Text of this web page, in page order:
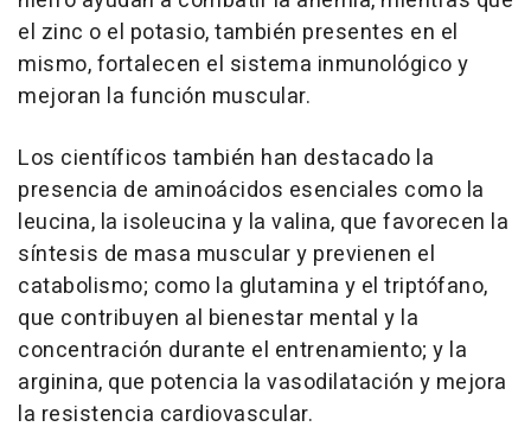
el zinc o el potasio, también presentes en el
mismo, fortalecen el sistema inmunológico y
mejoran la función muscular.
Los científicos también han destacado la
presencia de aminoácidos esenciales como la
leucina, la isoleucina y la valina, que favorecen la
síntesis de masa muscular y previenen el
catabolismo; como la glutamina y el triptófano,
que contribuyen al bienestar mental y la
concentración durante el entrenamiento; y la
arginina, que potencia la vasodilatación y mejora
la resistencia cardiovascular.